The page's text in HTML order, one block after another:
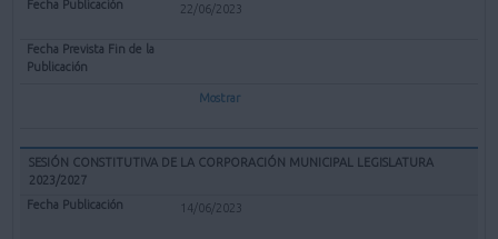
22/06/2023
Mostrar
SESIÓN CONSTITUTIVA DE LA CORPORACIÓN MUNICIPAL LEGISLATURA
2023/2027
14/06/2023